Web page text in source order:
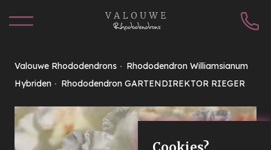
Valouwe Rhododendrons
Rhododendron Williamsianum
Hybriden
Rhododendron GARTENDIREKTOR RIEGER